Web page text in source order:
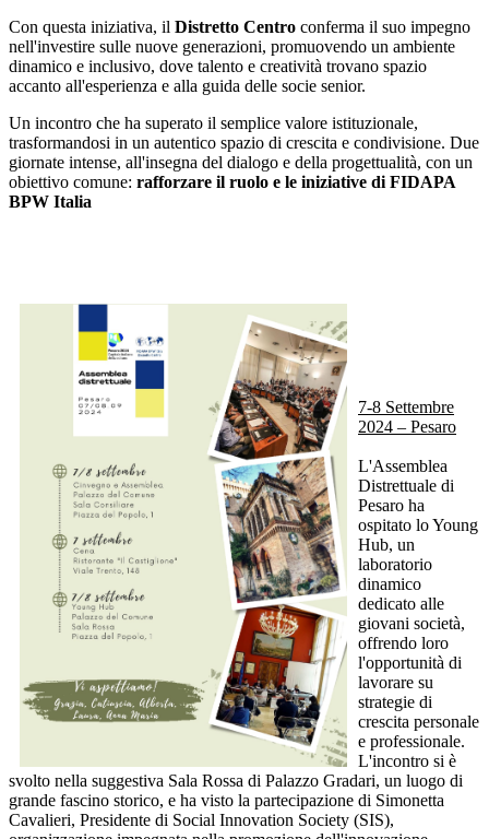
Con questa iniziativa, il Distretto Centro conferma il suo impegno
nell'investire sulle nuove generazioni, promuovendo un ambiente
dinamico e inclusivo, dove talento e creatività trovano spazio
accanto all'esperienza e alla guida delle socie senior.
Un incontro che ha superato il semplice valore istituzionale,
trasformandosi in un autentico spazio di crescita e condivisione. Due
giornate intense, all'insegna del dialogo e della progettualità, con un
obiettivo comune: rafforzare il ruolo e le iniziative di FIDAPA
BPW Italia
7-8 Settembre
2024 – Pesaro
L'Assemblea
Distrettuale di
Pesaro ha
ospitato lo Young
Hub, un
laboratorio
dinamico
dedicato alle
giovani società,
offrendo loro
l'opportunità di
lavorare su
strategie di
crescita personale
e professionale.
L'incontro si è
svolto nella suggestiva Sala Rossa di Palazzo Gradari, un luogo di
grande fascino storico, e ha visto la partecipazione di Simonetta
Cavalieri, Presidente di Social Innovation Society (SIS),